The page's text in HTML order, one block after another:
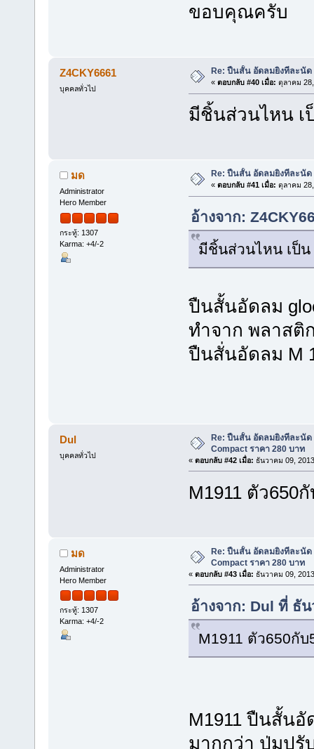
ขอบคุณครับ
Z4CKY6661
บุคคลทั่วไป
Re: ปืนสั้น อัดลมยิงทีละนัด
« ตอบกลับ #40 เมื่อ: ตุลาคม
มีชิ้นส่วนไหน เ
มด
Administrator
Hero Member
กระทู้: 1307
Karma: +4/-2
Re: ปืนสั้น อัดลมยิงทีละนัด
« ตอบกลับ #41 เมื่อ: ตุลาคม
อ้างจาก:
มีชิ้นส่วนไหน เป็น
ปืนสั้นอัดลม
ทำจาก พลาสติ
ปืนสั่นอัดลม M
Dul
บุคคลทั่วไป
Re: ปืนสั้น อัดลมยิงทีละนัด
Compact ราคา 280 บาท
« ตอบกลับ #42 เมื่อ: ธันวาคม 09,
M1911 ตัว650
มด
Administrator
Hero Member
กระทู้: 1307
Karma: +4/-2
Re: ปืนสั้น อัดลมยิงทีละนัด
Compact ราคา 280 บาท
« ตอบกลับ #43 เมื่อ: ธันวาคม 09,
อ้างจาก: Dul ที่ ธั
M1911 ตัว650กั
M1911 ปืนสั้นอั
มากกว่า ปุ่มปรั